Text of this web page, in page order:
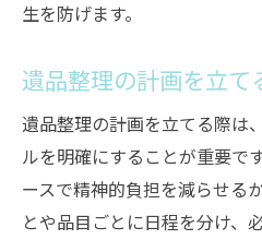
生を防げます。
遺品整理の計画を立て
遺品整理の計画を立てる際は
ルを明確にすることが重要で
ースで精神的負担を減らせる
とや品目ごとに日程を分け、